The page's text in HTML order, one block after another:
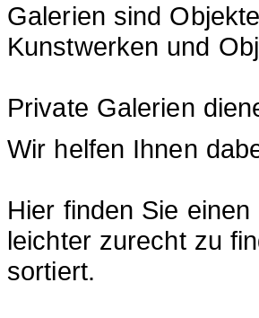
Galerien sind
Kunstwerken und
Private Galerien
Wir helfen Ihnen
Hier finden Sie
leichter zurecht zu
sortiert.